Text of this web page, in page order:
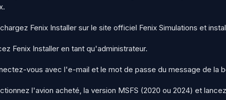
Fenix Installer sur le site officiel Fenix Simulations et
Fenix Installer en tant qu'administrateur.
vous avec l'e-mail et le mot de passe du message de la
l'avion acheté, la version MSFS (2020 ou 2024) et